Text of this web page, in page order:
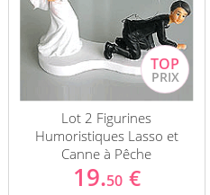
Lot 2 Figurines
Humoristiques Lasso et
Canne à Pêche
19.50 €